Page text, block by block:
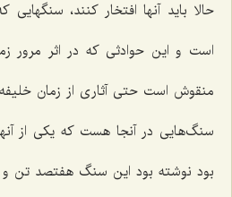
حالا باید آنها افتخار کنند،
است و این حوادثی که در اثر مرور
منقوش است حتی آثاری از زمان
سنگ‌هایی در آنجا هست که یکی از
بود نوشته بود این سنگ هفتصد تن و